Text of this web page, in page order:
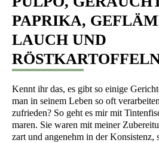
PAPRIKA,
LAUCH UND
Kennt ihr das, es gibt so eini­ge
man in sei­nem Leben so oft
zufrie­den? So geht es mir mit
ma­ren. Sie waren mit mei­ner
zart und ange­nehm in der Kon­sis­tenz,